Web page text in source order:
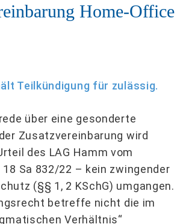
Home-Office
Teilkündigung für zulässig.
über eine gesonderte
Zusatzvereinbarung wird
des LAG Hamm vom
18 Sa 832/22 – kein zwingender
(§§ 1, 2 KSchG) umgangen.
betreffe nicht die im
Verhältnis“